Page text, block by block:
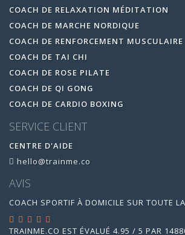
COACH DE RELAXATION MÉDITATION
COACH DE MARCHE NORDIQUE
COACH DE RENFORCEMENT MUSCULAIRE
COACH DE TAI CHI
COACH DE ROSE PILATE
COACH DE QI GONG
COACH DE CARDIO BOXING
SERVICE CLIENT
CENTRE D'AIDE
hello@trainme.co
AVIS
COACH SPORTIF À DOMICILE SUR TOUTE
TRAINME.CO EST ÉVALUÉ 4.95 / 5 PAR